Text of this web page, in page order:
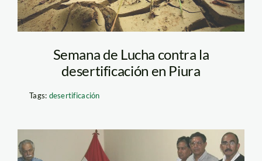
Semana de Lucha contra la
desertificación en Piura
Tags: desertificación